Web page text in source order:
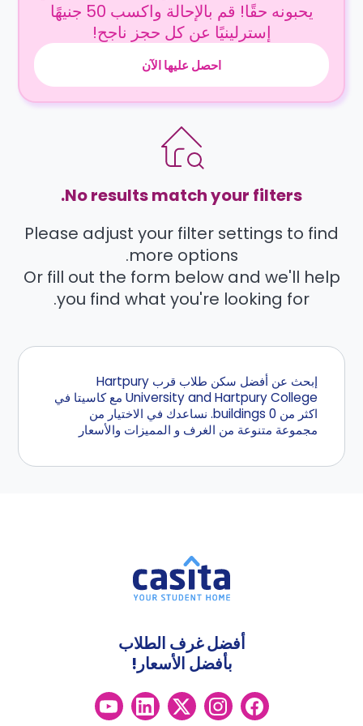
يحبونه حقًا! قم بالإحالة واكسب 50 جنيهًا
إسترلينيًا عن كل حجز ناجح!
احصل عليها الآن
No results match your filters.
Please adjust your filter settings to find
more options.
Or fill out the form below and we'll help
you find what you're looking for.
إبحث عن أفضل سكن طلاب قرب Hartpury
University and Hartpury College مع كاسيتا في
اكثر من 0 buildings. نساعدك في الاختيار من
مجموعة متنوعة من الغرف و المميزات والأسعار
أفضل غرف الطلاب
بأفضل الأسعار!